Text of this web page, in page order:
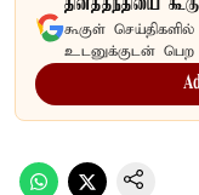
கூகுள்
உடனுக்குடன் பெற